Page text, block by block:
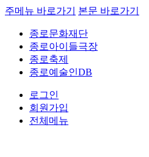
주메뉴 바로가기 본문 바로가기
종로문화재단
종로아이들극장
종로축제
종로예술인DB
로그인
회원가입
전체메뉴